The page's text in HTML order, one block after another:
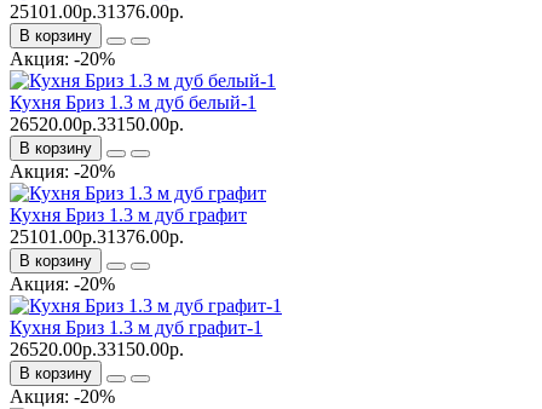
25101.00р.31376.00р.
В корзину
Акция: -20%
Кухня Бриз 1.3 м дуб белый-1
26520.00р.33150.00р.
В корзину
Акция: -20%
Кухня Бриз 1.3 м дуб графит
25101.00р.31376.00р.
В корзину
Акция: -20%
Кухня Бриз 1.3 м дуб графит-1
26520.00р.33150.00р.
В корзину
Акция: -20%